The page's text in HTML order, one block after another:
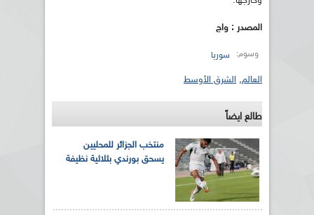
المصدر : واج
وسوم: سوريا
العالم, الشرق الأوسط
طالع ايضاً
منتخب الجزائر للمحليين
يسحق بورندي بثلاثية نظيفة